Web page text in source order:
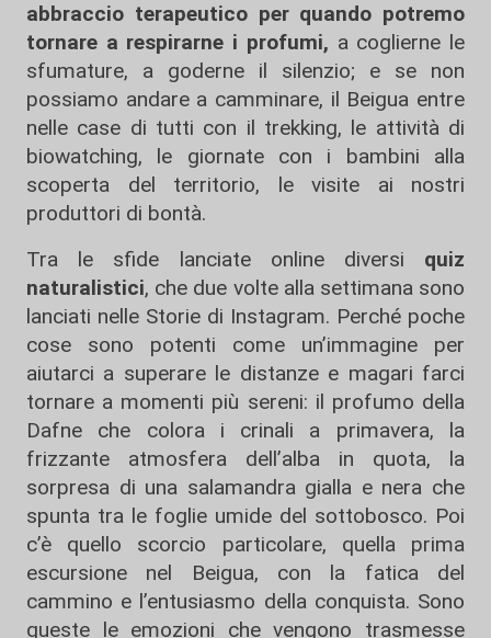
abbraccio terapeutico per quando potremo
tornare a respirarne i profumi, a coglierne le
sfumature, a goderne il silenzio; e se non
possiamo andare a camminare, il Beigua entre
nelle case di tutti con il trekking, le attività di
biowatching, le giornate con i bambini alla
scoperta del territorio, le visite ai nostri
produttori di bontà.
Tra le sfide lanciate online diversi quiz
naturalistici, che due volte alla settimana sono
lanciati nelle Storie di Instagram. Perché poche
cose sono potenti come un’immagine per
aiutarci a superare le distanze e magari farci
tornare a momenti più sereni: il profumo della
Dafne che colora i crinali a primavera, la
frizzante atmosfera dell’alba in quota, la
sorpresa di una salamandra gialla e nera che
spunta tra le foglie umide del sottobosco. Poi
c’è quello scorcio particolare, quella prima
escursione nel Beigua, con la fatica del
cammino e l’entusiasmo della conquista. Sono
queste le emozioni che vengono trasmesse